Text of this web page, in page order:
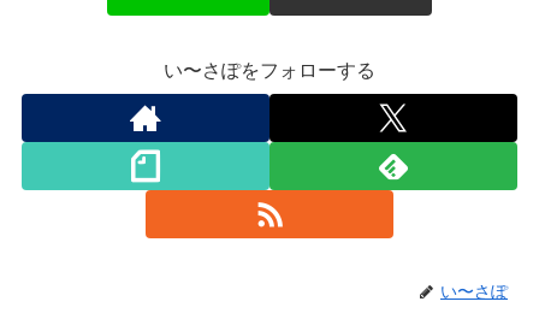
い〜さぽをフォローする
い〜さぽ